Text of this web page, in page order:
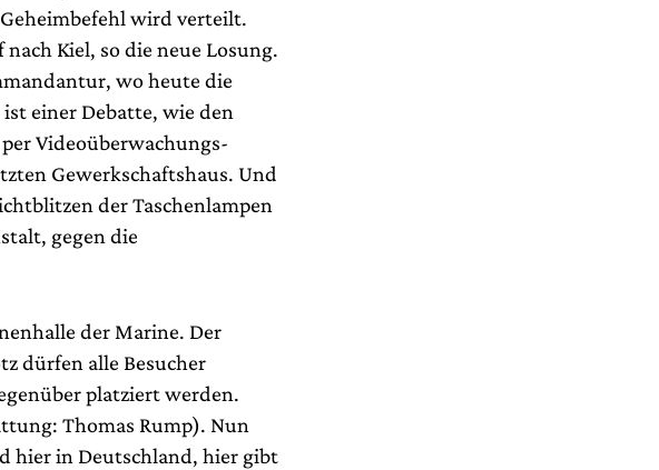
wird verteilt.
Kiel, so die neue Losung.
wo heute die
einer Debatte, wie den
Videoüberwachungs-
Gewerkschaftshaus. Und
der Taschenlampen
gegen die
der Marine. Der
dürfen alle Besucher
platziert werden.
Thomas Rump). Nun
hier in Deutschland, hier gibt